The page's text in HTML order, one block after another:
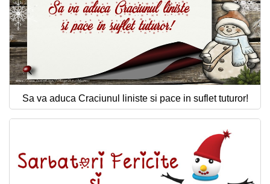
Sa va aduca Craciunul liniste si pace in suflet tuturor!